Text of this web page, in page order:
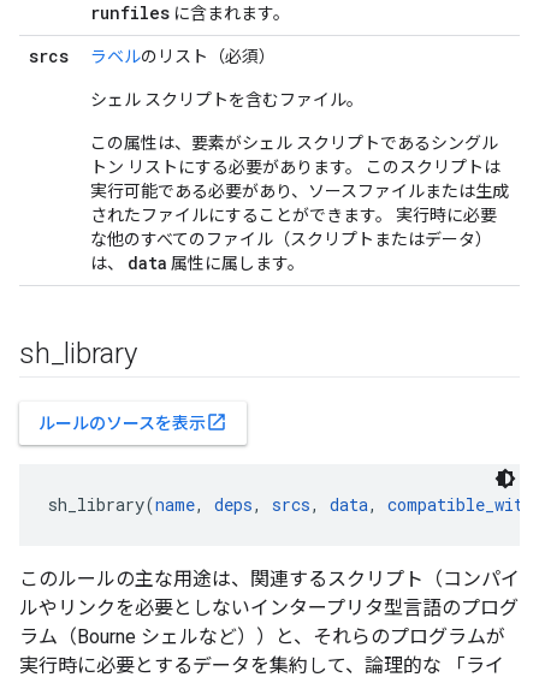
runfiles に含まれます。
srcs ラベルのリスト（必須）
シェル スクリプトを含むファイル。
この属性は、要素がシェル スクリプトであるシングル
トン リストにする必要があります。 このスクリプトは
実行可能である必要があり、ソースファイルまたは生成
されたファイルにすることができます。 実行時に必要
な他のすべてのファイル（スクリプトまたはデータ）
は、 data 属性に属します。
sh library
ルールのソースを表示open_in_new
sh_library(name, deps, srcs, data, compatible_with
このルールの主な用途は、関連するスクリプト（コンパイ
ルやリンクを必要としないインタープリタ型言語のプログ
ラム（Bourne シェルなど））と、それらのプログラムが
実行時に必要とするデータを集約して、論理的な 「ライ